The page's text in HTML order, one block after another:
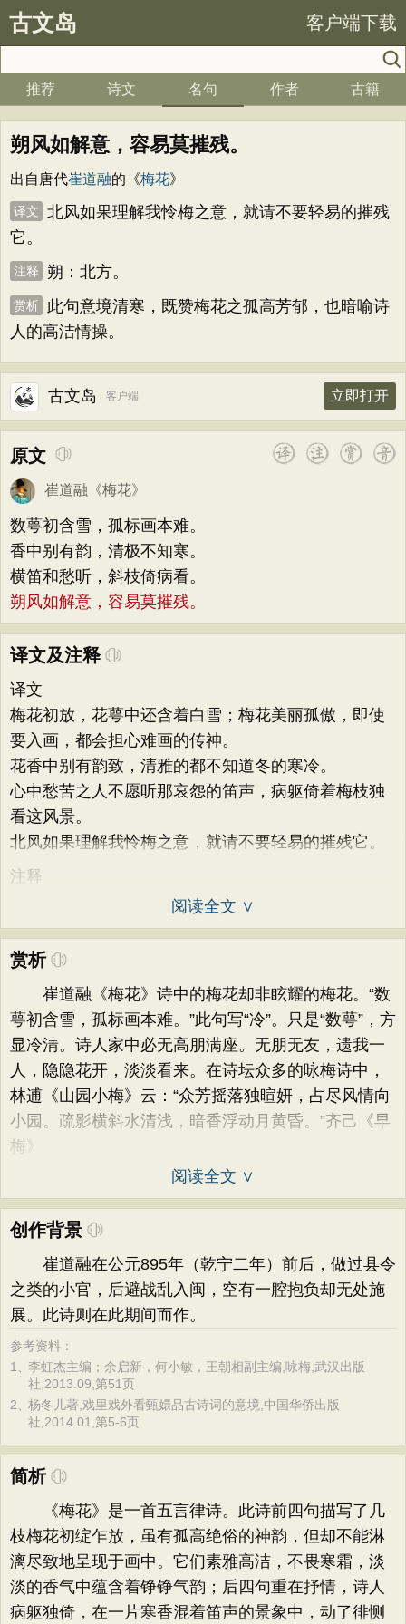
古文岛 客户端下载
推荐 诗文 名句 作者 古籍
朔风如解意，容易莫摧残。
出自唐代崔道融的《梅花》
译文
北风如果理解我怜梅之意，就请不要轻易的摧残
它。
注释 朔：北方。
赏析
此句意境清寒，既赞梅花之孤高芳郁，也暗喻诗
人的高洁情操。
古文岛 客户端 立即打开
原文
崔道融 《梅花》
数萼初含雪，孤标画本难。
香中别有韵，清极不知寒。
横笛和愁听，斜枝倚病看。
朔风如解意，容易莫摧残。
译文及注释
译文
梅花初放，花萼中还含着白雪；梅花美丽孤傲，即使
要入画，都会担心难画的传神。
花香中别有韵致，清雅的都不知道冬的寒冷。
心中愁苦之人不愿听那哀怨的笛声，病躯倚着梅枝独
看这风景。
北风如果理解我怜梅之意，就请不要轻易的摧残它。
注释
阅读全文 ∨
赏析
崔道融《梅花》诗中的梅花却非眩耀的梅花。“数
萼初含雪，孤标画本难。”此句写“冷”。只是“数萼”，方
显冷清。诗人家中必无高朋满座。无朋无友，遗我一
人，隐隐花开，淡淡看来。在诗坛众多的咏梅诗中，
林逋《山园小梅》云：“众芳摇落独暄妍，占尽风情向
小园。疏影横斜水清浅，暗香浮动月黄昏。”齐己《早
梅》
阅读全文 ∨
创作背景
崔道融在公元895年（乾宁二年）前后，做过县令
之类的小官，后避战乱入闽，空有一腔抱负却无处施
展。此诗则在此期间而作。
参考资料：
1、李虹杰主编；余启新，何小敏，王朝相副主编,咏梅,武汉出版
社,2013.09,第51页
2、杨冬儿著,戏里戏外看甄嬛品古诗词的意境,中国华侨出版
社,2014.01,第5-6页
简析
《梅花》是一首五言律诗。此诗前四句描写了几
枝梅花初绽乍放，虽有孤高绝俗的神韵，但却不能淋
漓尽致地呈现于画中。它们素雅高洁，不畏寒霜，淡
淡的香气中蕴含着铮铮气韵；后四句重在抒情，诗人
病躯独倚，在一片寒香混着笛声的景象中，动了徘恻